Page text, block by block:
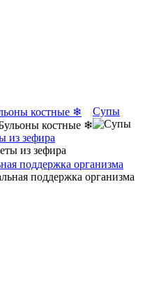
костные ❄ Супы
из зефира
поддержка организма